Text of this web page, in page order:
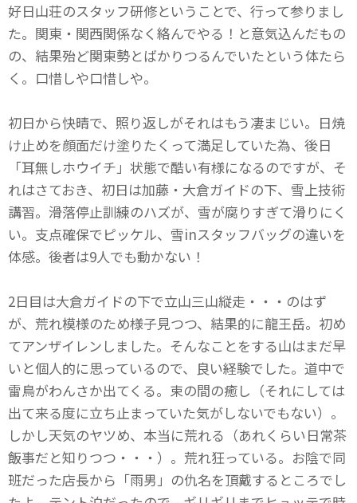
好日山荘のスタッフ研修ということで、行って参りまし
た。関東・関西関係なく絡んでやる！と意気込んだもの
の、結果殆ど関東勢とばかりつるんでいたという体たら
く。口惜しや口惜しや。
初日から快晴で、照り返しがそれはもう凄まじい。日焼
け止めを顔面だけ塗りたくって満足していた為、後日
「耳無しホウイチ」状態で酷い有様になるのですが、そ
れはさておき、初日は加藤・大倉ガイドの下、雪上技術
講習。滑落停止訓練のハズが、雪が腐りすぎて滑りにく
い。支点確保でピッケル、雪inスタッフバッグの違いを
体感。後者は9人でも動かない！
2日目は大倉ガイドの下で立山三山縦走・・・のはず
が、荒れ模様のため様子見つつ、結果的に龍王岳。初め
てアンザイレンしました。そんなことをする山はまだ早
いと個人的に思っているので、良い経験でした。道中で
雷鳥がわんさか出てくる。束の間の癒し（それにしては
出て来る度に立ち止まっていた気がしないでもない）。
しかし天気のヤツめ、本当に荒れる（あれくらい日常茶
飯事だと知りつつ・・・）。荒れ狂っている。お陰で同
班だった店長から「雨男」の仇名を頂戴するところでし